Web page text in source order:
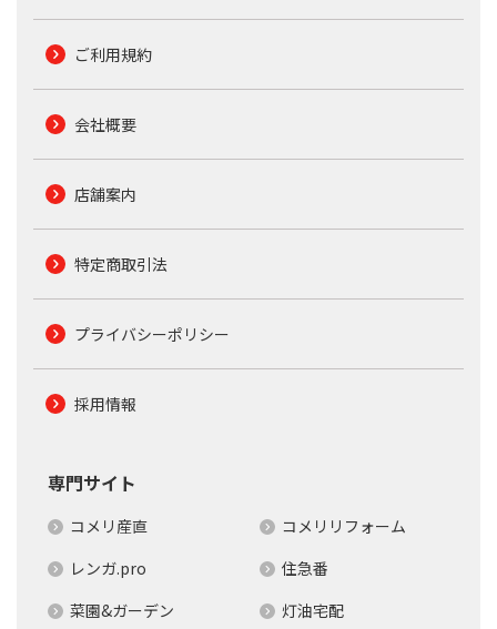
ご利用規約
会社概要
店舗案内
特定商取引法
プライバシーポリシー
採用情報
専門サイト
コメリ産直
コメリリフォーム
レンガ.pro
住急番
菜園&ガーデン
灯油宅配